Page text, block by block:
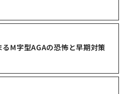
M字型AGAの恐怖と早期対策